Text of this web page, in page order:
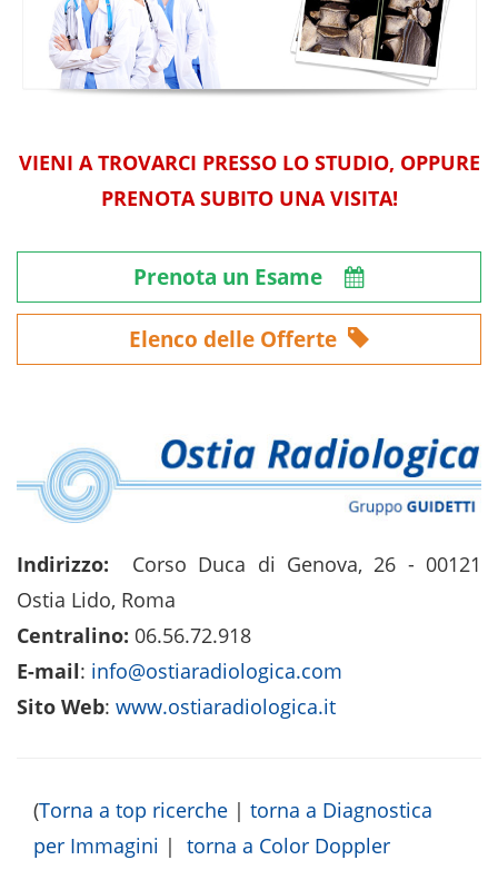
VIENI A TROVARCI PRESSO LO STUDIO, OPPURE
PRENOTA SUBITO UNA VISITA!
Prenota un Esame
Elenco delle Offerte
Indirizzo: Corso Duca di Genova, 26 - 00121
Ostia Lido, Roma
Centralino: 06.56.72.918
E-mail: info@ostiaradiologica.com
Sito Web: www.ostiaradiologica.it
(Torna a top ricerche | torna a Diagnostica
per Immagini | torna a Color Doppler